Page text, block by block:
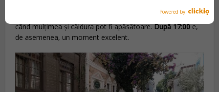
(mai ales vara),
când mulțimea și căldura pot fi apăsătoare.După 17:00e,
de asemenea, un moment excelent.
Powered by